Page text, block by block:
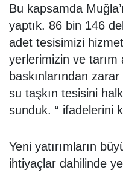
Bu kapsamda
yaptık. 86 bin 146
adet tesisimizi
yerlerimizin ve tarım
baskınlarından
su taşkın tesisini
sunduk. “ ifadelerini
Yeni yatırımların
ihtiyaçlar dahilinde